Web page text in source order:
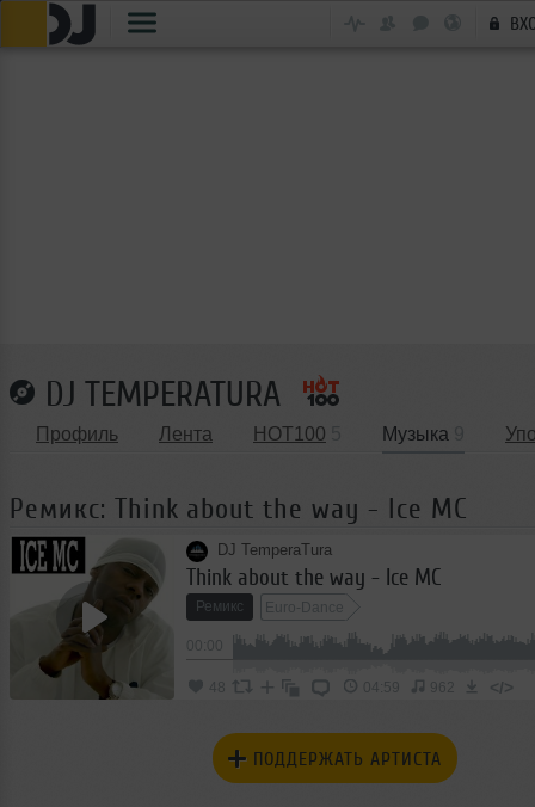
DJ TEMPERATURA
Профиль Лента HOT100 Музыка
Ремикс: Think about the way - Ice MC
DJ TemperaTura
Think about the way - Ice MC
Ремикс Euro-Dance
04:59 962 </>
ПОДДЕРЖАТЬ АРТИСТА